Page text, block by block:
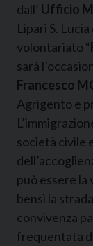
dall’ Ufficio
Lipari S.
volontariato “
sarà
Francesco
Agrigento e
società civile
può essere la
bensì la
convivenza
frequentata